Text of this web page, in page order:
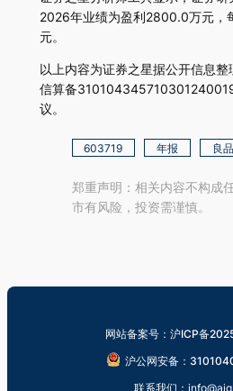
2026年业绩为盈利2800.0万元，
元。
以上内容为证券之星据公开信息
信算备
议。
603719 年报 良
郑重声明：相关内容不构成
市有风险，投资需谨慎。
网站备案号：沪ICP备
沪公网安备：
联系我们：